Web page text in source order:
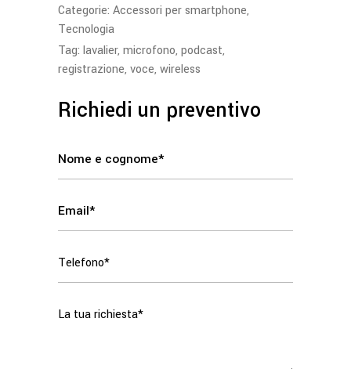
Categorie: Accessori per smartphone,
Tecnologia
Tag: lavalier, microfono, podcast,
registrazione, voce, wireless
Richiedi un preventivo